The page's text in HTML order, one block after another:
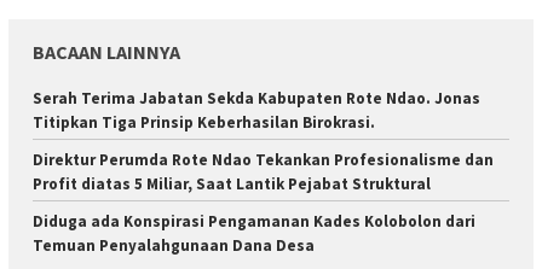
BACAAN LAINNYA
Serah Terima Jabatan Sekda Kabupaten Rote Ndao. Jonas
Titipkan Tiga Prinsip Keberhasilan Birokrasi.
Direktur Perumda Rote Ndao Tekankan Profesionalisme dan
Profit diatas 5 Miliar, Saat Lantik Pejabat Struktural
Diduga ada Konspirasi Pengamanan Kades Kolobolon dari
Temuan Penyalahgunaan Dana Desa